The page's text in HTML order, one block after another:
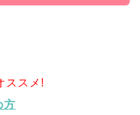
ススメ!
方